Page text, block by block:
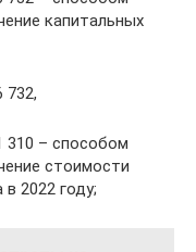
капитальных
732,
310 – способом
стоимости
2022 году;